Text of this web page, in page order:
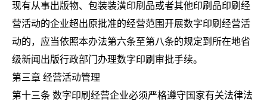
现有从事出版物、包装装潢印刷品或者其他印刷品印刷经
营活动的企业超出原批准的经营范围开展数字印刷经营活
动的，应当依照本办法第六条至第八条的规定到所在地省
级新闻出版行政部门办理数字印刷审批手续。
第三章 经营活动管理
第十三条 数字印刷经营企业必须严格遵守国家有关法律法